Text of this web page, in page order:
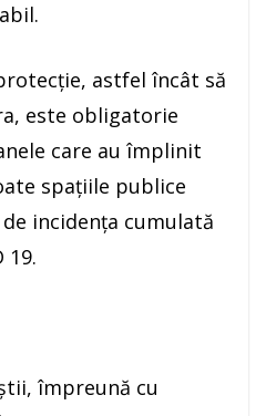
astfel încât să
este obligatorie
care au împlinit
spațiile publice
incidența cumulată
19.
împreună cu